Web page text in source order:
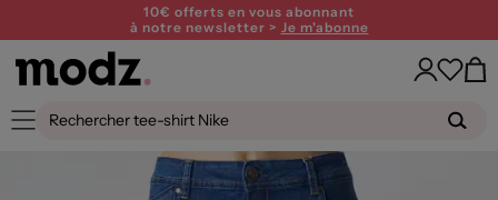
10€ offerts en vous abonnant
à notre newsletter > Je m'abonne